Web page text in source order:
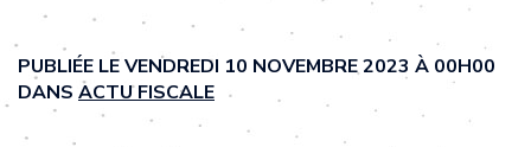
PUBLIÉE LE VENDREDI 10 NOVEMBRE 2023 À 00H00
DANS ACTU FISCALE